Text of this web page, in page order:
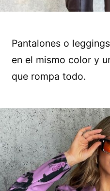
Pantalones o
en el mismo color y
que rompa todo.